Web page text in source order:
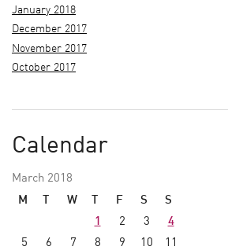
January 2018
December 2017
November 2017
October 2017
Calendar
March 2018
M
W F S
S
1
2 3
4
5
6 7 8 9 10
11